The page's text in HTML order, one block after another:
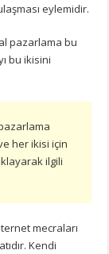
eylemidir.
pazarlama bu
bu ikisini
her ikisi için
ilgili
mecraları
Kendi